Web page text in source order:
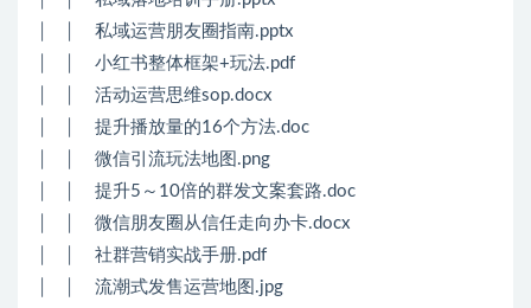
│ │ 私域运营朋友圈指南.pptx
│ │ 小红书整体框架+玩法.pdf
│ │ 活动运营思维sop.docx
│ │ 提升播放量的16个方法.doc
│ │ 微信引流玩法地图.png
│ │ 提升5～10倍的群发文案套路.doc
│ │ 微信朋友圈从信任走向办卡.docx
│ │ 社群营销实战手册.pdf
│ │ 流潮式发售运营地图.jpg